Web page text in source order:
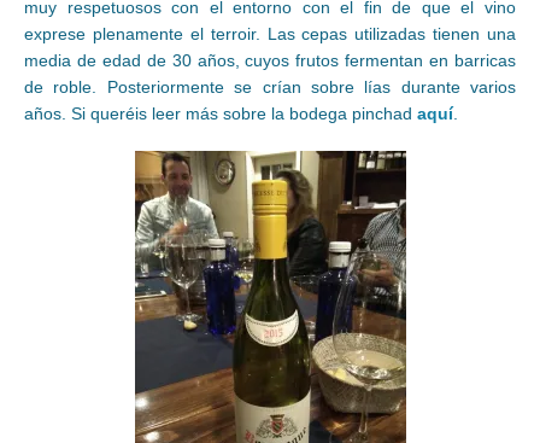
muy respetuosos con el entorno con el fin de que el vino
exprese plenamente el terroir. Las cepas utilizadas tienen una
media de edad de 30 años, cuyos frutos fermentan en barricas
de roble. Posteriormente se crían sobre lías durante varios
años. Si queréis leer más sobre la bodega pinchad aquí.